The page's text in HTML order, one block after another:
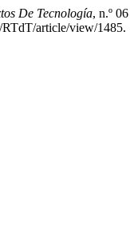
De Tecnología, n.º
RTdT/article/view/1485.